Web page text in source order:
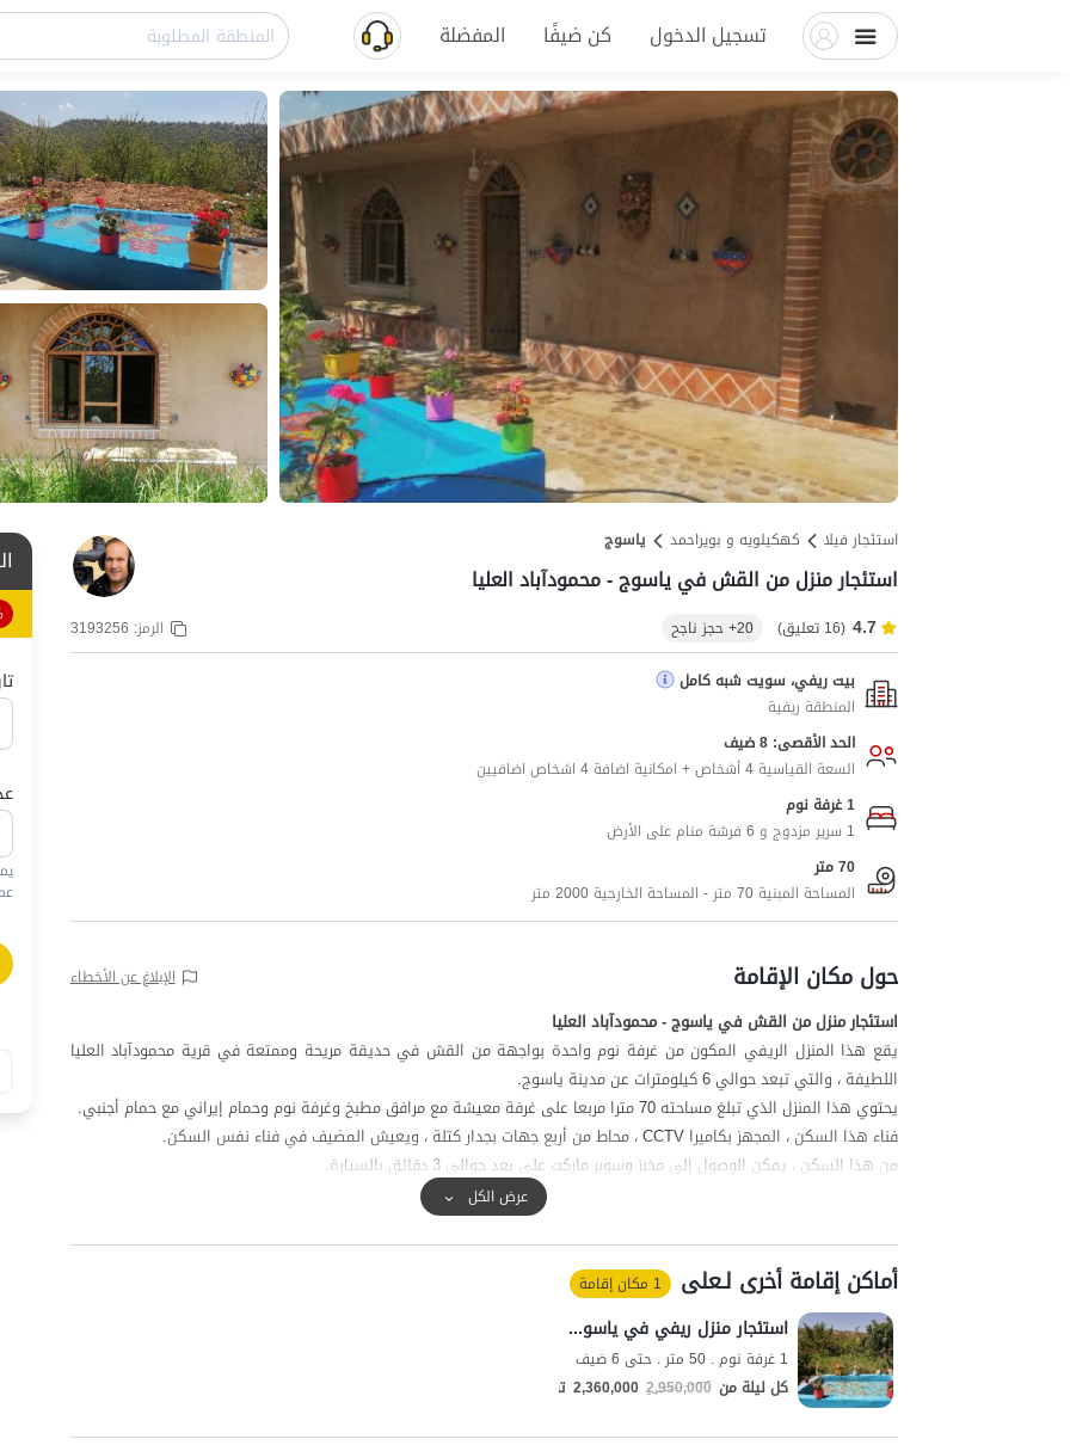
تسجيل الدخول كن ضيفًا المفضلة
استئجار فيلا کهکیلویه و بویراحمد یاسوج
استئجار منزل من القش في ياسوج - محمودآباد العليا
4.7 (16 تعليق) 20+ حجز ناجح الرمز: 3193256
بيت ريفي، سويت شبه كامل
المنطقة ريفية
الحد الأقصى: 8 ضيف
السعة القياسية 4 أشخاص + امكانية اضافة 4 اشخاص اضافيين
1 غرفة نوم
1 سرير مزدوج و 6 فرشة منام على الأرض
70 متر
المساحة المبنية 70 متر - المساحة الخارجية 2000 متر
حول مكان الإقامة الإبلاغ عن الأخطاء
استئجار منزل من القش في ياسوج - محمودآباد العليا
يقع هذا المنزل الريفي المكون من غرفة نوم واحدة بواجهة من القش في حديقة مريحة وممتعة في قرية محمودآباد العليا
اللطيفة ، والتي تبعد حوالي 6 كيلومترات عن مدينة ياسوج.
يحتوي هذا المنزل الذي تبلغ مساحته 70 مترا مربعا على غرفة معيشة مع مرافق مطبخ وغرفة نوم وحمام إيراني مع حمام أجنبي.
فناء هذا السكن ، المجهز بكاميرا CCTV ، محاط من أربع جهات بجدار كتلة ، ويعيش المضيف في فناء نفس السكن.
من هذا السكن ، يمكن الوصول إلى مخبز وسوبر ماركت على بعد حوالي 3 دقائق بالسيارة.
جودة خطوط شبكة الهاتف المحمول لإيرانسيل وحماح أفال جيدة في المحادثات وتغطية الإنترنت على شكل 4G.
يعد شلال یاسوج وقرية كاكان من بين مناطق الجذب السياحي في ياسوج.
عرض الكل
أماكن إقامة أخرى لـعلی 1 مكان إقامة
استئجار منزل ريفي في ياسوج - محمودآباد العليا
1 غرفة نوم . 50 متر . حتى 6 ضيف
كل ليلة من 2,950,000
2,360,000 تومان